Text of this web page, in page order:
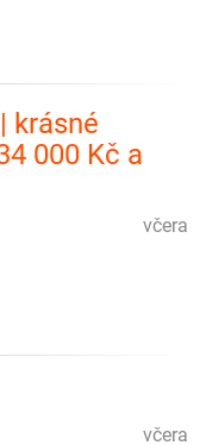
krásné
000 Kč a
včera
včera